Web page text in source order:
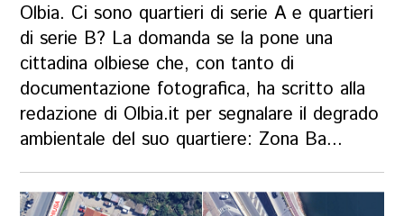
Olbia. Ci sono quartieri di serie A e quartieri
di serie B? La domanda se la pone una
cittadina olbiese che, con tanto di
documentazione fotografica, ha scritto alla
redazione di Olbia.it per segnalare il degrado
ambientale del suo quartiere: Zona Ba...